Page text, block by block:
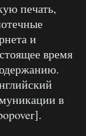
печать,
и
время
в